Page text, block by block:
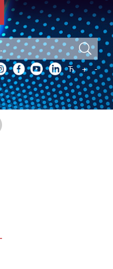
Ћ + -